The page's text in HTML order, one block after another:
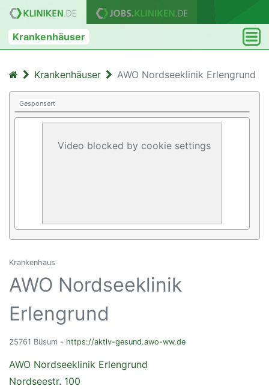
Krankenhäuser
Krankenhäuser AWO Nordseeklinik Erlengrund
Gesponsert
Video blocked by cookie settings
Krankenhaus
AWO Nordseeklinik
Erlengrund
25761 Büsum - https://aktiv-gesund.awo-ww.de
AWO Nordseeklinik Erlengrund
Nordseestr. 100